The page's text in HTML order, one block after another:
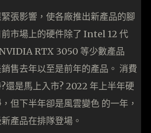
張影響，使各廠推出新產品的腳
市場上的硬件除了 Intel 12 代
RTX 3050 等少數產品
售去年以至是前年的產品。 消費
還是馬上入市? 2022 年上半年硬
但下半年卻是風雲變色 的一年，
產品在排隊登場。